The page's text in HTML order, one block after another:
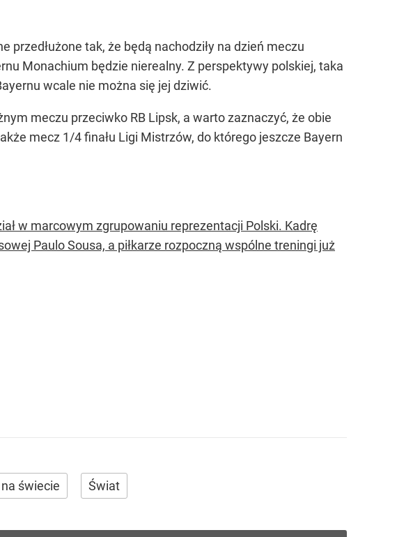
przedłużone tak, że będą nachodziły na dzień meczu
Monachium będzie nierealny. Z perspektywy polskiej, taka
wcale nie można się jej dziwić.
meczu przeciwko RB Lipsk, a warto zaznaczyć, że obie
mecz 1/4 finału Ligi Mistrzów, do którego jeszcze Bayern
w marcowym zgrupowaniu reprezentacji Polski. Kadrę
Paulo Sousa, a piłkarze rozpoczną wspólne treningi już
świecie Świat